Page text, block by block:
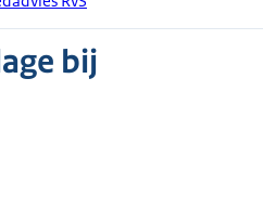
bij